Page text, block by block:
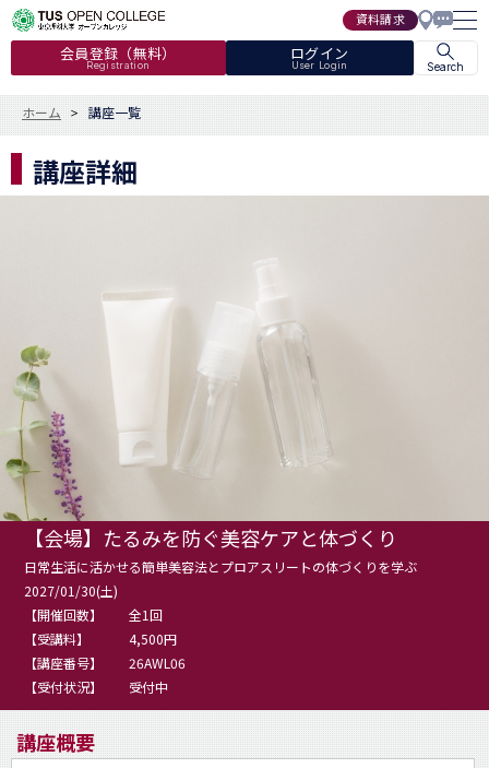
資料請求
会員登録（無料）
Registration
ログイン
User Login Search
ホーム 講座一覧
講座詳細
【会場】たるみを防ぐ美容ケアと体づくり
日常生活に活かせる簡単美容法とプロアスリートの体づくりを学ぶ
2027/01/30(土)
【開催回数】
全1回
【受講料】
4,500円
【講座番号】
26AWL06
【受付状況】
受付中
講座概要